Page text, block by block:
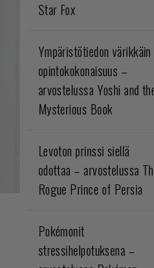
Star Fox
Ympäristötiedon värikkäin
opintokokonaisuus –
arvostelussa Yoshi and
Mysterious Book
Levoton prinssi siellä
odottaa – arvostelussa
Rogue Prince of Persia
Pokémonit
stressihelpotuksena –